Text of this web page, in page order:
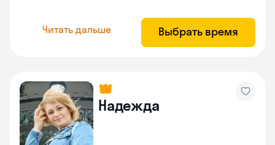
Читать дальше Выбрать время
Надежда